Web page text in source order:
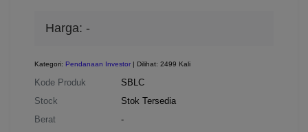
Harga: -
Kategori: Pendanaan Investor | Dilihat: 2499 Kali
Kode Produk
SBLC
Stock
Stok Tersedia
Berat
-